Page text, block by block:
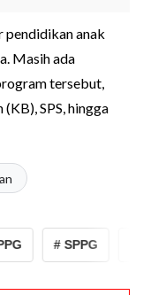
pendidikan anak
Masih ada
tersebut,
SPS, hingga
# SPPG